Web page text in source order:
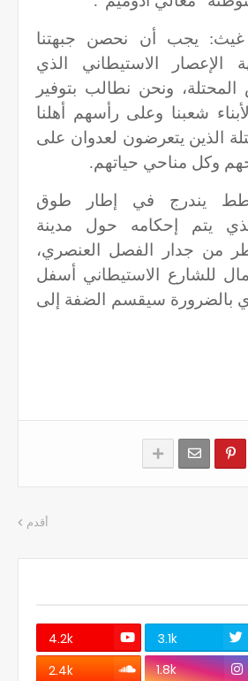
غيث: يجب أن نحصن جبهتنا
الإعصار الاستيطاني الذي
ونحن نطالب بتوفير
لأبناء شعبنا وعلى رأسهم أهلنا
الذين يتعرضون لعدوان على
وكل مناحي حياتهم.
يندرج في إطار طوق
يتم إحكامه حول مدينة
من جدار الفصل العنصري،
للشارع الاستيطاني أسفل
بالضرورة سيقسم الضفة إلى
أقدم
3.1k
4.2k
1.8k
2.4k